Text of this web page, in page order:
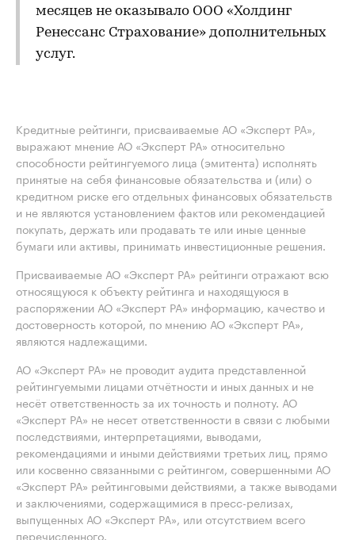
месяцев не оказывало ООО «Холдинг
Ренессанс Страхование» дополнительных
услуг.
Кредитные рейтинги, присваиваемые АО «Эксперт РА»,
выражают мнение АО «Эксперт РА» относительно
способности рейтингуемого лица (эмитента) исполнять
принятые на себя финансовые обязательства и (или) о
кредитном риске его отдельных финансовых обязательств
и не являются установлением фактов или рекомендацией
покупать, держать или продавать те или иные ценные
бумаги или активы, принимать инвестиционные решения.
Присваиваемые АО «Эксперт РА» рейтинги отражают всю
относящуюся к объекту рейтинга и находящуюся в
распоряжении АО «Эксперт РА» информацию, качество и
достоверность которой, по мнению АО «Эксперт РА»,
являются надлежащими.
АО «Эксперт РА» не проводит аудита представленной
рейтингуемыми лицами отчётности и иных данных и не
несёт ответственность за их точность и полноту. АО
«Эксперт РА» не несет ответственности в связи с любыми
последствиями, интерпретациями, выводами,
рекомендациями и иными действиями третьих лиц, прямо
или косвенно связанными с рейтингом, совершенными АО
«Эксперт РА» рейтинговыми действиями, а также выводами
и заключениями, содержащимися в пресс-релизах,
выпущенных АО «Эксперт РА», или отсутствием всего
перечисленного.